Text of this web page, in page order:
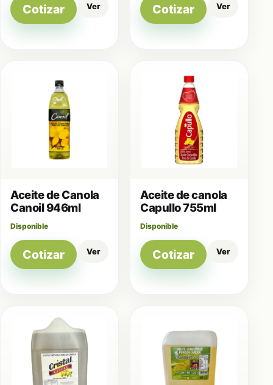
Cotizar Ver Cotizar Ver
Aceite de Canola
Canoil 946ml
Disponible
Cotizar Ver
Aceite de canola
Capullo 755ml
Disponible
Cotizar Ver